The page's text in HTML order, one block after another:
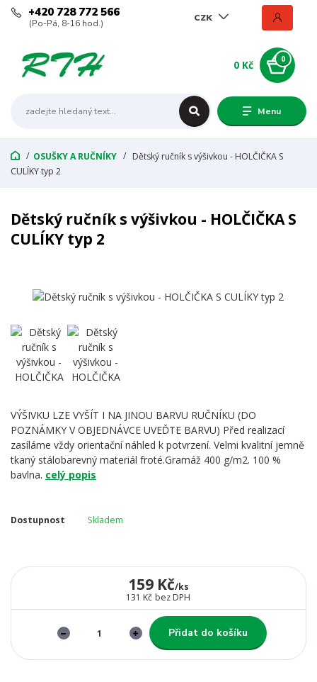
Menu
CZK
+420 728 772 566
(Po-Pá, 8-16 hod.)
0
0 Kč
OSUŠKY A RUČNÍKY
Dětský ručník s výšivkou - HOLČIČKA S
CULÍKY typ 2
Dětský ručník s výšivkou - HOLČIČKA S
CULÍKY typ 2
VÝŠIVKU LZE VYŠÍT I NA JINOU BARVU RUČNÍKU (DO
POZNÁMKY V OBJEDNÁVCE UVEĎTE BARVU) Před realizací
zasíláme vždy orientační náhled k potvrzení. Velmi kvalitní jemně
tkaný stálobarevný materiál froté.Gramáž 400 g/m2. 100 %
bavlna. celý popis
Dostupnost Skladem
159 Kč/ks
131 Kč bez DPH
Přidat do košíku